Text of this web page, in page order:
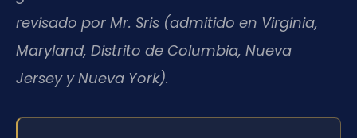
revisado por Mr. Sris (admitido en Virginia,
Maryland, Distrito de Columbia, Nueva
Jersey y Nueva York).